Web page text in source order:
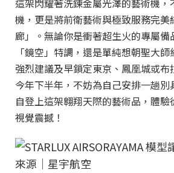
機，更是將前衛藝術與極致服務完美
廊」。無論你是衝著超生火的專屬備
「鏡空」特調，還是單純想朝聖大
強烈建議及早鎖定東京、鳳凰城或布
今年下半年，不妨為自己安排一趟別
自登上這架翱翔天際的藝術品，體驗
視覺震撼！